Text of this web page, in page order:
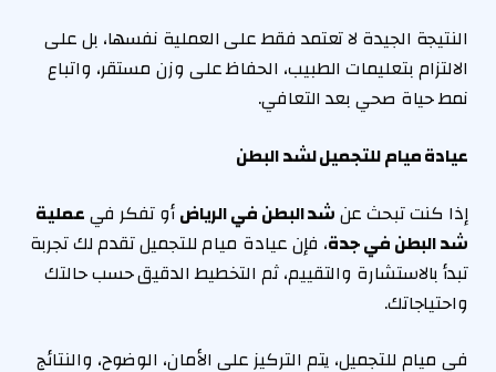
النتيجة الجيدة لا تعتمد فقط على العملية نفسها، بل على
الالتزام بتعليمات الطبيب، الحفاظ على وزن مستقر، واتباع
نمط حياة صحي بعد التعافي.
عيادة ميام للتجميل لشد البطن
إذا كنت تبحث عنشد البطن في الرياضأو تفكر فيعملية
شد البطن في جدة، فإن عيادة ميام للتجميل تقدم لك تجربة
تبدأ بالاستشارة والتقييم، ثم التخطيط الدقيق حسب حالتك
واحتياجاتك.
في ميام للتجميل، يتم التركيز على الأمان، الوضوح، والنتائج